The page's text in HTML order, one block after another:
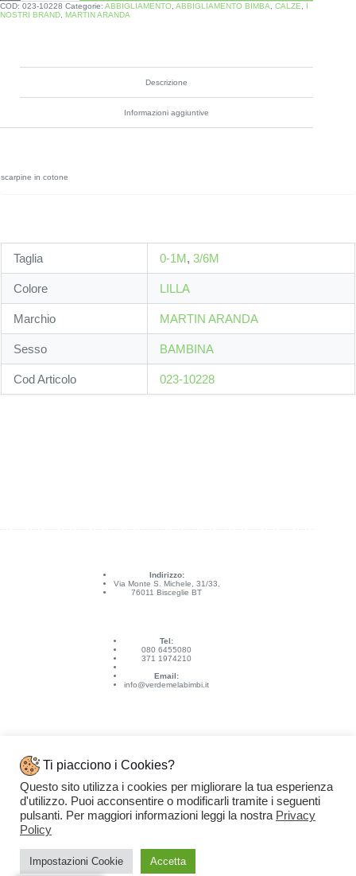
COD: 023-10228 Categorie: ABBIGLIAMENTO ABBIGLIAMENTO BIMBA CALZE
I
NOSTRI BRAND MARTIN ARANDA
Descrizione
Informazioni aggiuntive
scarpine in cotone
Taglia 0-1M, 3/6M
Colore LILLA
Marchio MARTIN ARANDA
Sesso BAMBINA
Cod Articolo 023-10228
Indirizzo:
Via Monte S. Michele, 31/33,
76011 Bisceglie BT
Tel:
080 6455080
371 1974210
Email:
info@verdemelabimbi.it
Link Utili
Spedizioni e pagamenti
Condizioni di vendita
Ti piacciono i Cookies?
Questo sito utilizza i cookies per migliorare la tua esperienza
d'utilizzo. Puoi acconsentire o modificarli tramite i seguenti
pulsanti. Per maggiori informazioni leggi la nostra Privacy
Policy
Impostazioni Cookie Accetta